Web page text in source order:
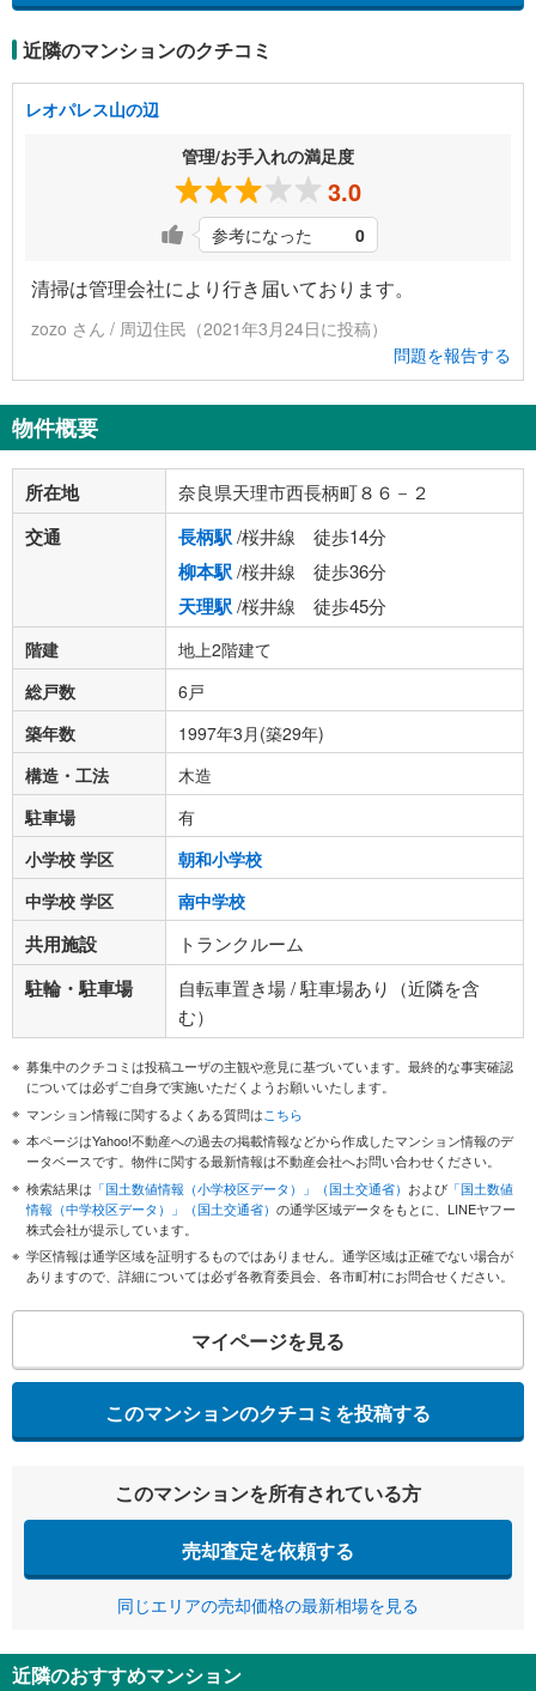
近隣のマンションのクチコミ
レオパレス山の辺
管理/お手入れの満足度
3.0
参考になった 0
清掃は管理会社により行き届いております。
zozo さん / 周辺住民（2021年3月24日に投稿）
問題を報告する
物件概要
所在地 奈良県天理市西長柄町８６－２
交通 長柄駅/桜井線 徒歩14分
柳本駅/桜井線 徒歩36分
天理駅/桜井線 徒歩45分
階建
地上2階建て
総戸数
6戸
築年数
1997年3月(築29年)
構造・工法
木造
駐車場
有
小学校 学区
朝和小学校
中学校 学区
南中学校
共用施設 トランクルーム
駐輪・駐車場
自転車置き場 / 駐車場あり（近隣を含
む）
募集中のクチコミは投稿ユーザの主観や意見に基づいています。最終的な事実確認
については必ずご自身で実施いただくようお願いいたします。
マンション情報に関するよくある質問はこちら
本ページはYahoo!不動産への過去の掲載情報などから作成したマンション情報のデ
ータベースです。物件に関する最新情報は不動産会社へお問い合わせください。
検索結果は 「国土数値情報（小学校区データ）」（国土交通省） および 「国土数値
情報（中学校区データ）」（国土交通省） の通学区域データをもとに、LINEヤフー
株式会社が提示しています。
学区情報は通学区域を証明するものではありません。通学区域は正確でない場合が
ありますので、詳細については必ず各教育委員会、各市町村にお問合せください。
マイページを見る
このマンションのクチコミを投稿する
このマンションを所有されている方
売却査定を依頼する
同じエリアの売却価格の最新相場を見る
近隣のおすすめマンション